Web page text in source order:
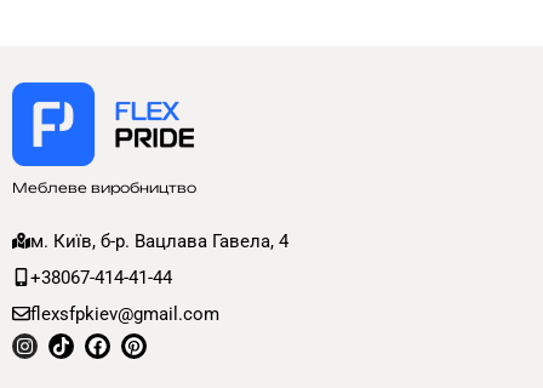
Меблеве виробництво
м. Київ, б-р. Вацлава Гавела, 4
+38067-414-41-44
flexsfpkiev@gmail.com